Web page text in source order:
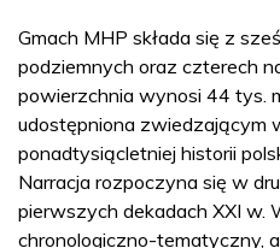
Gmach MHP składa się z
podziemnych oraz czterech
powierzchnia wynosi 44 tys.
udostępniona zwiedzającym
ponadtysiącletniej historii
Narracja rozpoczyna się w
pierwszych dekadach XXI w.
chronologiczno-tematyczny,